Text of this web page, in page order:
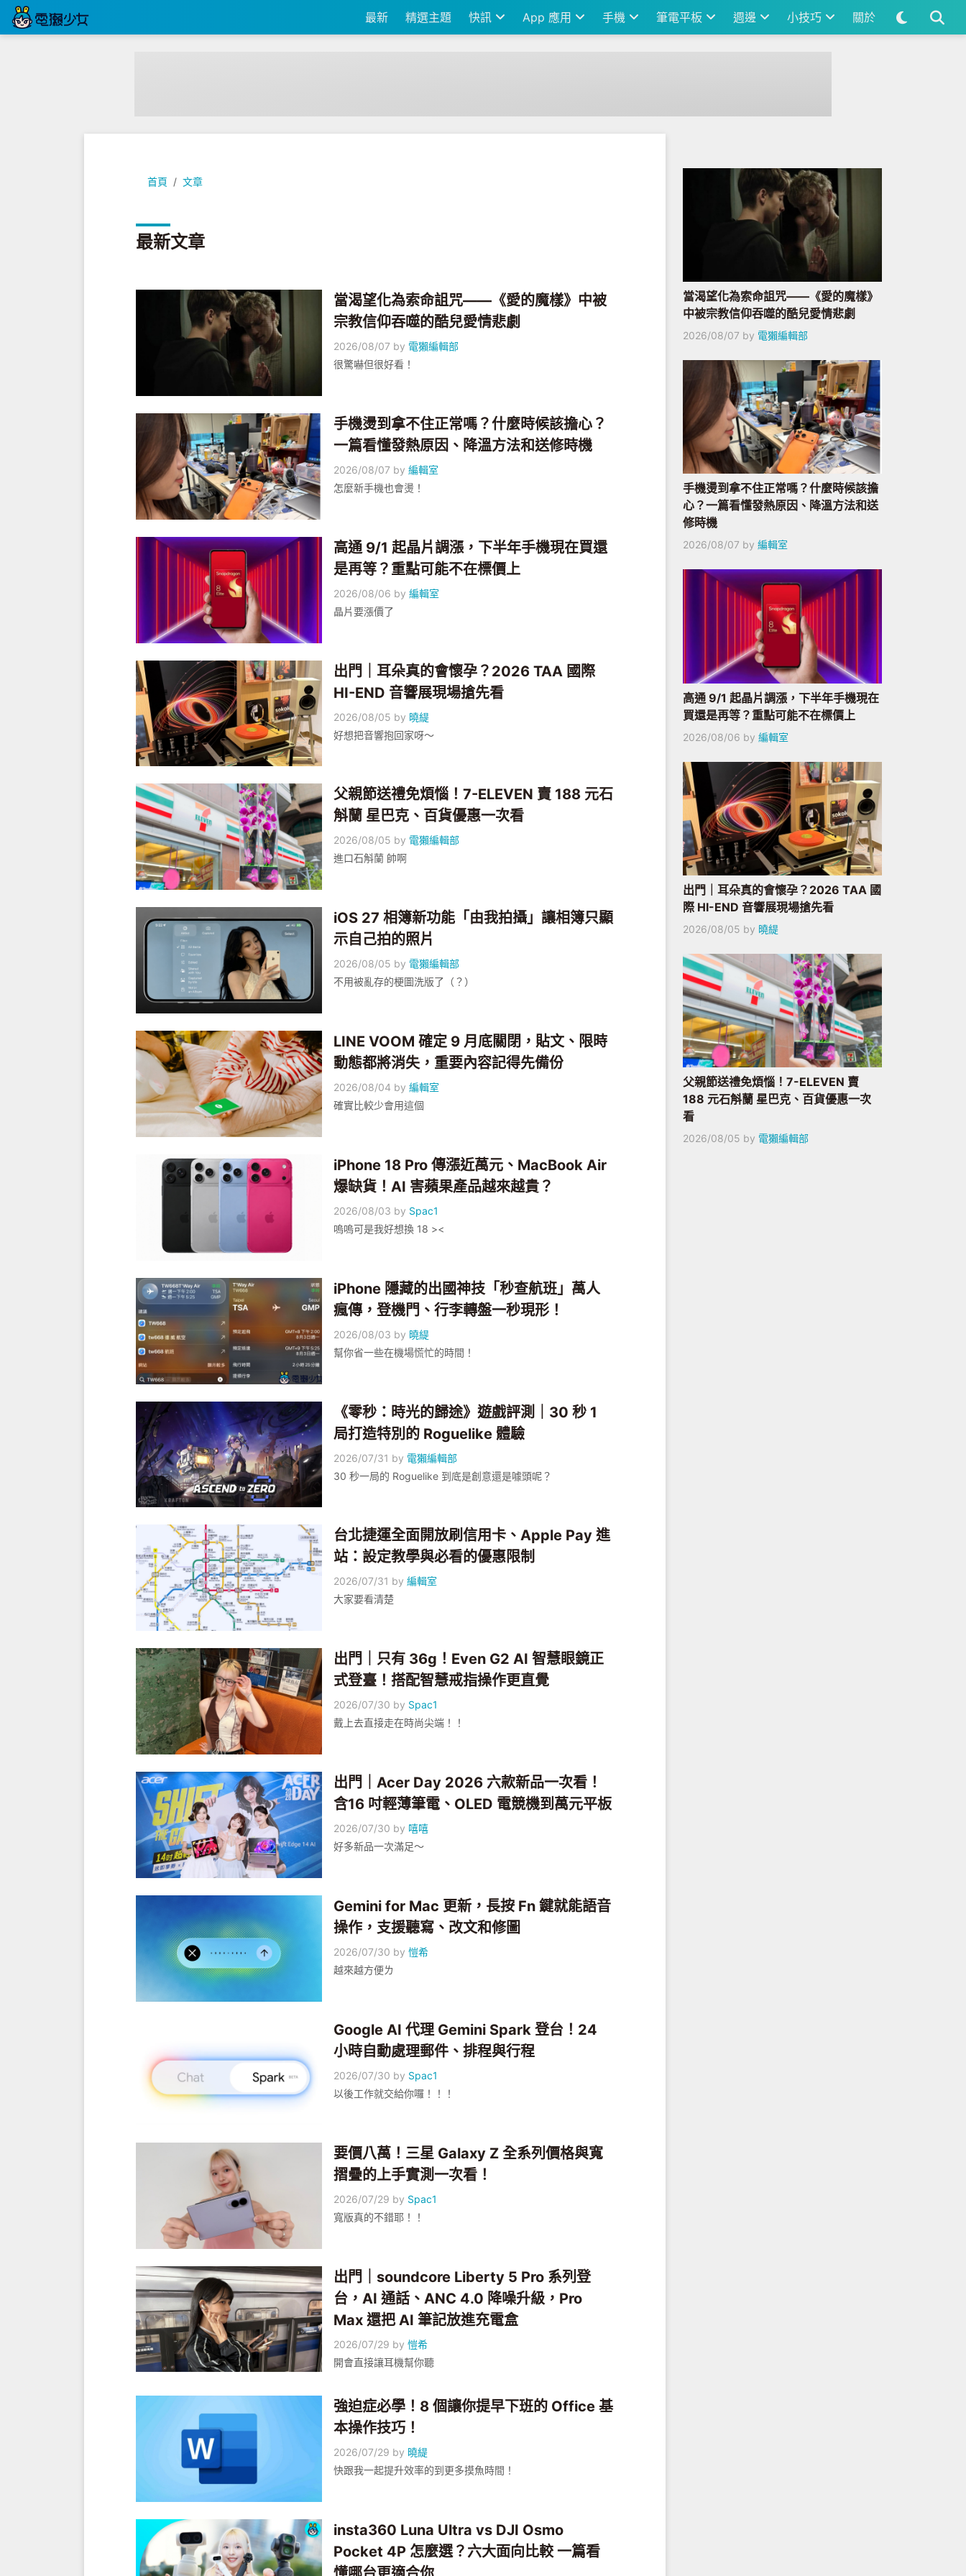
最新 精選主題 快訊 App 應用 手機 筆電平板 週邊 小技巧 關於
首頁 文章
最新文章
當渴望化為索命詛咒——《愛的魔樣》中被
宗教信仰吞噬的酷兒愛情悲劇
2026/08/07 by 電獺編輯部
很驚嚇但很好看！
手機燙到拿不住正常嗎？什麼時候該擔心？
一篇看懂發熱原因、降溫方法和送修時機
2026/08/07 by編輯室
怎麼新手機也會燙！
高通 9/1 起晶片調漲，下半年手機現在買還
是再等？重點可能不在標價上
2026/08/06 by編輯室
晶片要漲價了
出門｜耳朵真的會懷孕？2026 TAA 國際
HI-END 音響展現場搶先看
2026/08/05 by 曉緹
好想把音響抱回家呀～
父親節送禮免煩惱！7-ELEVEN 賣 188 元石
斛蘭 星巴克、百貨優惠一次看
2026/08/05 by 電獺編輯部
進口石斛蘭 帥啊
iOS 27 相簿新功能「由我拍攝」讓相簿只顯
示自己拍的照片
2026/08/05 by 電獺編輯部
不用被亂存的梗圖洗版了（？）
LINE VOOM 確定 9 月底關閉，貼文、限時
動態都將消失，重要內容記得先備份
2026/08/04 by編輯室
確實比較少會用這個
iPhone 18 Pro 傳漲近萬元、MacBook Air
爆缺貨！AI 害蘋果產品越來越貴？
2026/08/03 by Spac1
嗚嗚可是我好想換 18 ><
iPhone 隱藏的出國神技「秒查航班」萬人
瘋傳，登機門、行李轉盤一秒現形！
2026/08/03 by 曉緹
幫你省一些在機場慌忙的時間！
《零秒：時光的歸途》遊戲評測｜30 秒 1
局打造特別的 Roguelike 體驗
2026/07/31 by 電獺編輯部
30 秒一局的 Roguelike 到底是創意還是噱頭呢？
台北捷運全面開放刷信用卡、Apple Pay 進
站：設定教學與必看的優惠限制
2026/07/31 by編輯室
大家要看清楚
出門｜只有 36g！Even G2 AI 智慧眼鏡正
式登臺！搭配智慧戒指操作更直覺
2026/07/30 by Spac1
戴上去直接走在時尚尖端！！
出門｜Acer Day 2026 六款新品一次看！
含16 吋輕薄筆電、OLED 電競機到萬元平板
2026/07/30 by 嘻嘻
好多新品一次滿足～
Gemini for Mac 更新，長按 Fn 鍵就能語音
操作，支援聽寫、改文和修圖
2026/07/30 by愷希
越來越方便ㄌ
Google AI 代理 Gemini Spark 登台！24
小時自動處理郵件、排程與行程
2026/07/30 by Spac1
以後工作就交給你囉！！！
要價八萬！三星 Galaxy Z 全系列價格與寬
摺疊的上手實測一次看！
2026/07/29 by Spac1
寬版真的不錯耶！！
出門｜soundcore Liberty 5 Pro 系列登
台，AI 通話、ANC 4.0 降噪升級，Pro
Max 還把 AI 筆記放進充電盒
2026/07/29 by愷希
開會直接讓耳機幫你聽
強迫症必學！8 個讓你提早下班的 Office 基
本操作技巧！
2026/07/29 by 曉緹
快跟我一起提升效率的到更多摸魚時間！
insta360 Luna Ultra vs DJI Osmo
Pocket 4P 怎麼選？六大面向比較 一篇看
當渴望化為索命詛咒——《愛的魔樣》
中被宗教信仰吞噬的酷兒愛情悲劇
2026/08/07 by 電獺編輯部
手機燙到拿不住正常嗎？什麼時候該擔
心？一篇看懂發熱原因、降溫方法和送
修時機
2026/08/07 by 編輯室
高通 9/1 起晶片調漲，下半年手機現在
買還是再等？重點可能不在標價上
2026/08/06 by 編輯室
出門｜耳朵真的會懷孕？2026 TAA 國
際 HI-END 音響展現場搶先看
2026/08/05 by 曉緹
父親節送禮免煩惱！7-ELEVEN 賣
188 元石斛蘭 星巴克、百貨優惠一次
看
2026/08/05 by 電獺編輯部